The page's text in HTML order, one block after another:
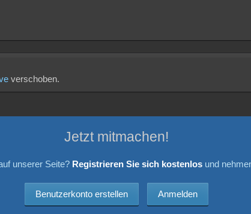
verschoben.
Jetzt mitmachen!
unserer Seite? Registrieren Sie sich kostenlosund
Benutzerkonto erstellen Anmelden